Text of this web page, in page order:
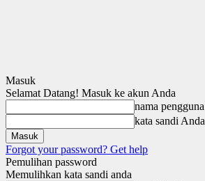
Masuk
Selamat Datang! Masuk ke akun Anda
nama pengguna
kata sandi Anda
Forgot your password? Get help
Pemulihan password
Memulihkan kata sandi anda